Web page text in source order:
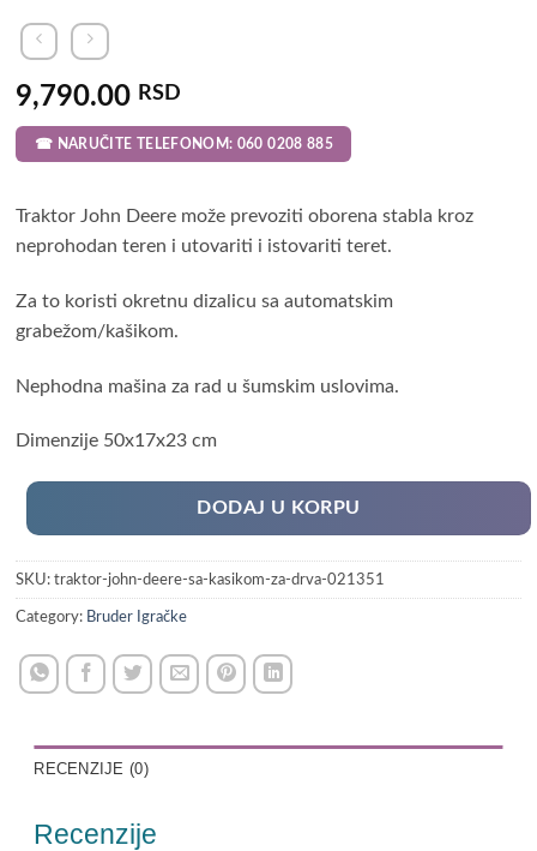
9,790.00 RSD
☎ NARUČITE TELEFONOM: 060 0208 885
Traktor John Deere može prevoziti oborena stabla kroz
neprohodan teren i utovariti i istovariti teret.
Za to koristi okretnu dizalicu sa automatskim
grabežom/kašikom.
Nephodna mašina za rad u šumskim uslovima.
Dimenzije 50x17x23 cm
DODAJ U KORPU
SKU:traktor-john-deere-sa-kasikom-za-drva-021351
Category: Bruder Igračke
RECENZIJE (0)
Recenzije